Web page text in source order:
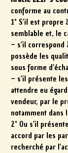
conforme au
1° S’il est propre
semblable et, le
– s’il
possède les
sous forme
– s’il présente
attendre eu
vendeur, par le
notamment dans
2° Ou s’il
accord par les
recherché par